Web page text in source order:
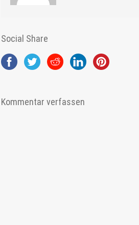
Social Share
Kommentar verfassen